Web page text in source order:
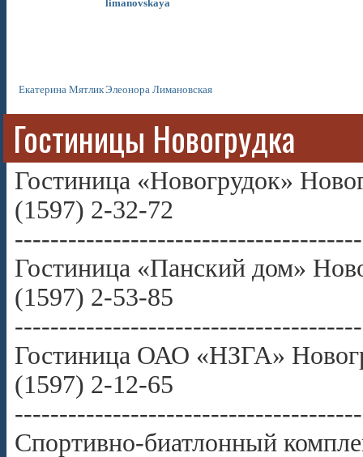
Екатерина МятликЭлеонора Лимановская
Гостиницы Новогрудка
Гостиница «Новогрудок»
(1597) 2-32-72
Гостиница «Панский дом»
(1597) 2-53-85
Гостиница ОАО «НЗГА»
(1597) 2-12-65
Спортивно-биатлонный